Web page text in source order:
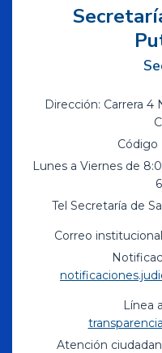
Dirección: Carrera 4
Código
Lunes a Viernes de
Tel Secretaría de
Correo
Línea
Atención